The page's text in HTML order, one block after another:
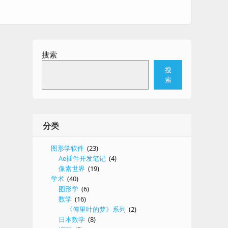
搜索
搜
索
分类
图形学软件 (23)
Ae插件开发笔记 (4)
像素世界 (19)
学术 (40)
图形学 (6)
数学 (16)
《傅里叶的梦》系列 (2)
日本数学 (8)